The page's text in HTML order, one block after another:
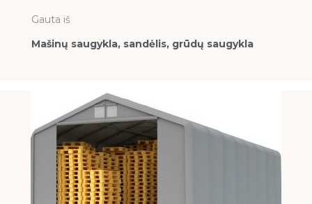
Gauta iš
Mašinų saugykla, sandėlis, grūdų saugykla